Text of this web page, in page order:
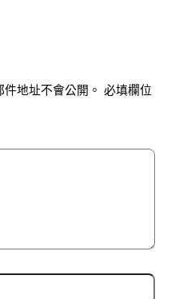
地址不會公開。 必填欄位